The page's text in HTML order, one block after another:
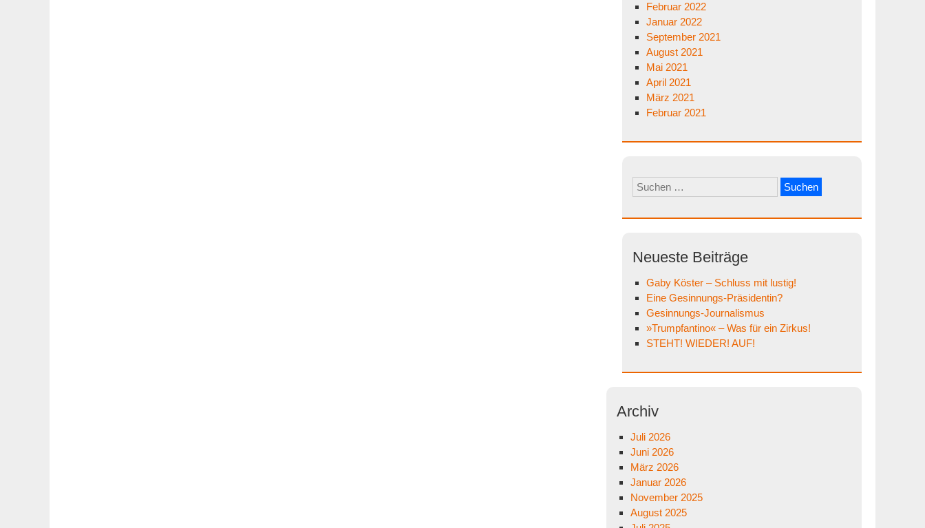
Februar 2022
Januar 2022
September 2021
August 2021
Mai 2021
April 2021
März 2021
Februar 2021
Suchen
nach:
Neueste Beiträge
Gaby Köster – Schluss mit lustig!
Eine Gesinnungs-Präsidentin?
Gesinnungs-Journalismus
»Trumpfantino« – Was für ein Zirkus!
STEHT! WIEDER! AUF!
Archiv
Juli 2026
Juni 2026
März 2026
Januar 2026
November 2025
August 2025